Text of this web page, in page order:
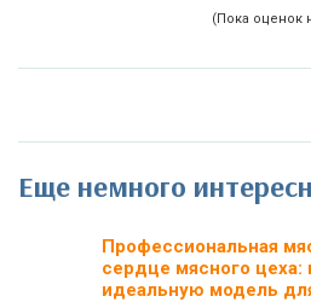
(Пока оценок
Еще немного
Профессиональная
сердце мясного цеха:
идеальную модель